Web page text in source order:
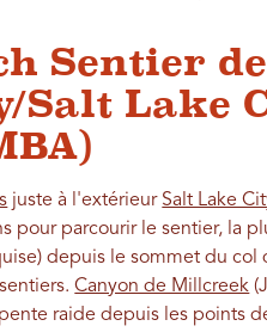
Sentier de
Salt Lake
juste à l'extérieur Salt Lake
pour parcourir le sentier, la
depuis le sommet du col
Canyon de Millcreek
raide depuis les points